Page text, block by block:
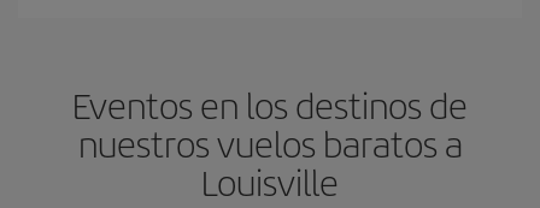
Eventos en los destinos de
nuestros vuelos baratos a
Louisville